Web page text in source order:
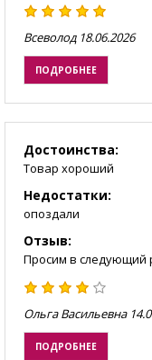
Всеволод 18.06.2026
ПОДРОБНЕЕ
Достоинства:
Товар хороший
Недостатки:
опоздали
Отзыв:
Просим в следующий
Ольга Васильевна
ПОДРОБНЕЕ